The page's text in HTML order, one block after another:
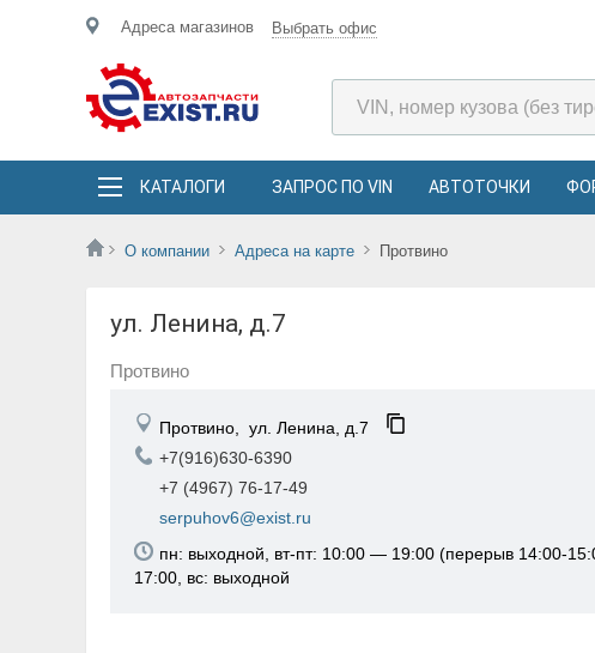
Адреса магазинов Выбрать офис
КАТАЛОГИ ЗАПРОС ПО VIN АВТОТОЧКИ
О компании Адреса на карте Протвино
ул. Ленина, д.7
Протвино
Протвино, ул. Ленина, д.7
+7(916)630-6390
+7 (4967) 76-17-49
serpuhov6@exist.ru
пн: выходной, вт-пт: 10:00 — 19:00 (перерыв 14:00-
17:00, вс: выходной